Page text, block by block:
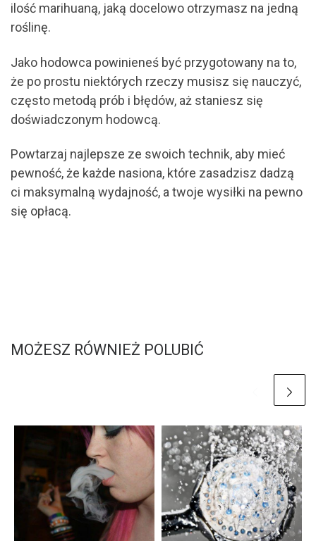
ilość marihuaną, jaką docelowo otrzymasz na jedną
roślinę.
Jako hodowca powinieneś być przygotowany na to,
że po prostu niektórych rzeczy musisz się nauczyć,
często metodą prób i błędów, aż staniesz się
doświadczonym hodowcą.
Powtarzaj najlepsze ze swoich technik, aby mieć
pewność, że każde nasiona, które zasadzisz dadzą
ci maksymalną wydajność, a twoje wysiłki na pewno
się opłacą.
MOŻESZ RÓWNIEŻ POLUBIĆ